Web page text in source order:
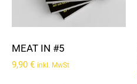
MEAT IN #5
9,90 € inkl. MwSt